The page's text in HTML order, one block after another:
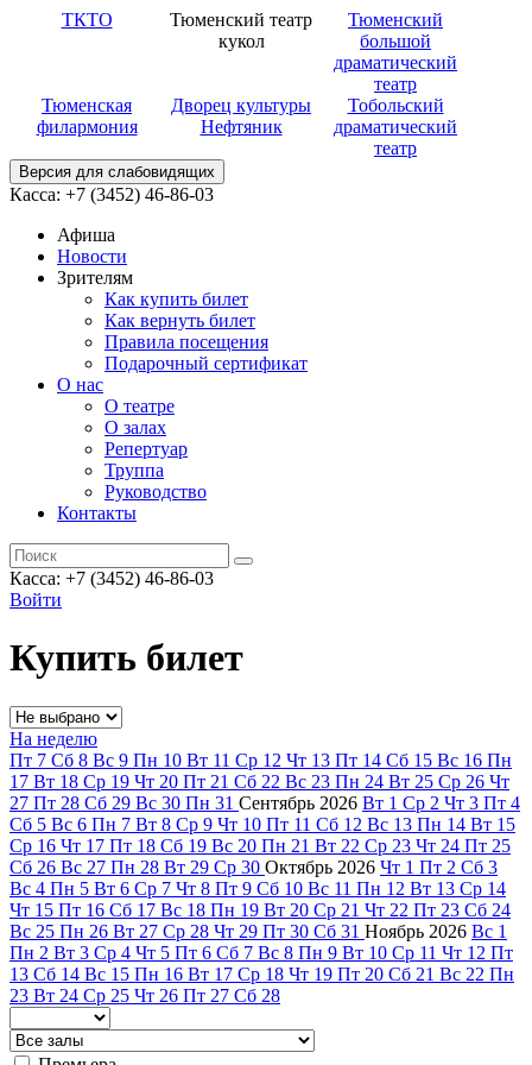
ТКТО
Тюменский театр
кукол
Тюменский
большой
драматический
театр
Тюменская
филармония
Дворец культуры
Нефтяник
Тобольский
драматический
театр
Версия для слабовидящих
Касса: +7 (3452) 46-86-03
Афиша
Новости
Зрителям
Как купить билет
Как вернуть билет
Правила посещения
Подарочный сертификат
О нас
О театре
О залах
Репертуар
Труппа
Руководство
Контакты
Касса: +7 (3452) 46-86-03
Войти
Купить билет
На неделю
Пт 7 Сб 8 Вс 9 Пн 10 Вт 11 Ср 12 Чт 13 Пт 14 Сб 15 Вс 16 Пн
17 Вт 18 Ср 19 Чт 20 Пт 21 Сб 22 Вс 23 Пн 24 Вт 25 Ср 26 Чт
27 Пт 28 Сб 29 Вс 30 Пн 31 Сентябрь 2026 Вт 1 Ср 2 Чт 3 Пт 4
Сб 5 Вс 6 Пн 7 Вт 8 Ср 9 Чт 10 Пт 11 Сб 12 Вс 13 Пн 14 Вт 15
Ср 16 Чт 17 Пт 18 Сб 19 Вс 20 Пн 21 Вт 22 Ср 23 Чт 24 Пт 25
Сб 26 Вс 27 Пн 28 Вт 29 Ср 30 Октябрь 2026 Чт 1 Пт 2 Сб 3
Вс 4 Пн 5 Вт 6 Ср 7 Чт 8 Пт 9 Сб 10 Вс 11 Пн 12 Вт 13 Ср 14
Чт 15 Пт 16 Сб 17 Вс 18 Пн 19 Вт 20 Ср 21 Чт 22 Пт 23 Сб 24
Вс 25 Пн 26 Вт 27 Ср 28 Чт 29 Пт 30 Сб 31 Ноябрь 2026 Вс 1
Пн 2 Вт 3 Ср 4 Чт 5 Пт 6 Сб 7 Вс 8 Пн 9 Вт 10 Ср 11 Чт 12 Пт
13 Сб 14 Вс 15 Пн 16 Вт 17 Ср 18 Чт 19 Пт 20 Сб 21 Вс 22 Пн
23 Вт 24 Ср 25 Чт 26 Пт 27 Сб 28